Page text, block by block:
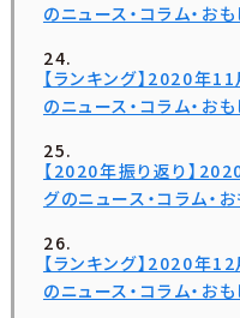
のニュース・コラム・お
【ランキング】2020年
のニュース・コラム・お
【2020年振り返り】
グのニュース・コラム・
【ランキング】2020年
のニュース・コラム・お